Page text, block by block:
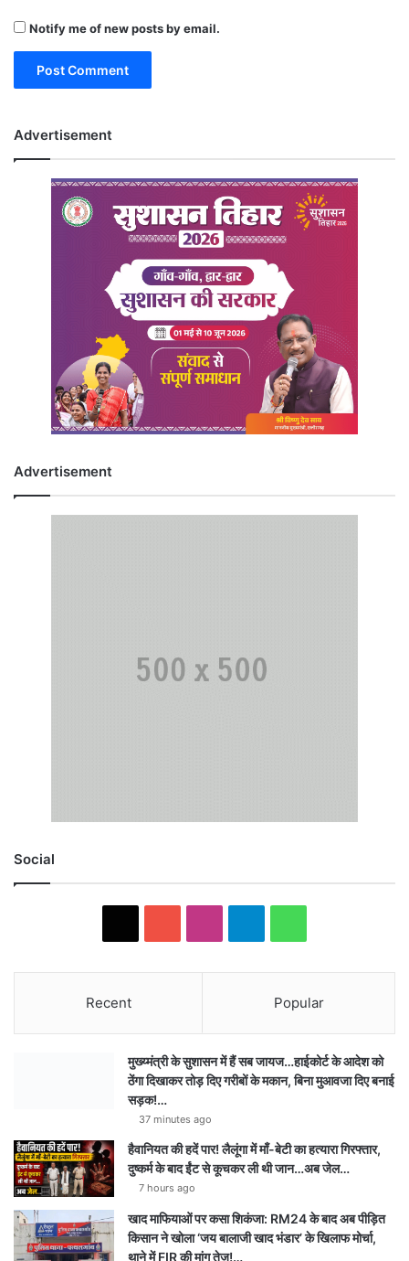
Notify me of new posts by email.
Advertisement
Advertisement
Social
Recent Popular
मुख्य्मंत्री के सुशासन में हैं सब जायज…हाईकोर्ट के आदेश को
ठेंगा दिखाकर तोड़ दिए गरीबों के मकान, बिना मुआवजा दिए बनाई
सड़क!…
37 minutes ago
हैवानियत की हदें पार! लैलूंगा में माँ-बेटी का हत्यारा गिरफ्तार,
दुष्कर्म के बाद ईंट से कूचकर ली थी जान…अब जेल…
7 hours ago
खाद माफियाओं पर कसा शिकंजा: RM24 के बाद अब पीड़ित
किसान ने खोला ‘जय बालाजी खाद भंडार’ के खिलाफ मोर्चा,
थाने में FIR की मांग तेज!…